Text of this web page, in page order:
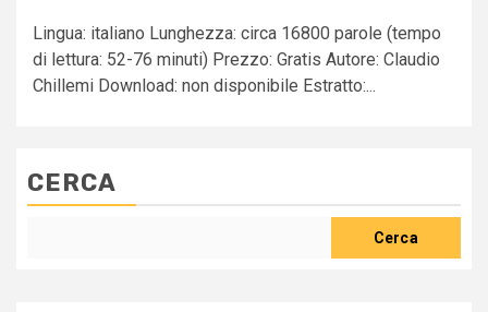
Lingua: italiano Lunghezza: circa 16800 parole (tempo
di lettura: 52-76 minuti) Prezzo: Gratis Autore: Claudio
Chillemi Download: non disponibile Estratto:...
CERCA
Cerca